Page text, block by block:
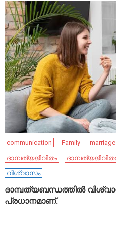
communication Family marriage
ദാമ്പത്യജീവിതം
വിശ്വാസം
ദാമ്പത്യബന്ധത്തിൽ
പ്രധാനമാണ്.